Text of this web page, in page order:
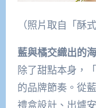
（照片取自「酥
藍與橘交織出的
除了甜點本身，
的品牌節奏。從
禮盒設計、出爐